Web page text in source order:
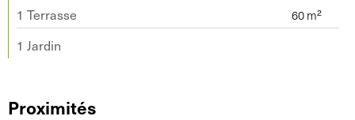
1 Terrasse
1 Jardin
Proximités